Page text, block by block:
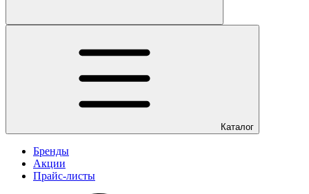
Каталог
Бренды
Акции
Прайс-листы